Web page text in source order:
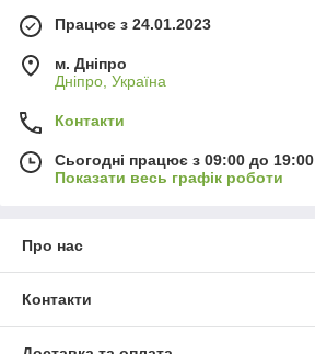
Працює з 24.01.2023
м. Дніпро
Дніпро, Україна
Контакти
Сьогодні працює з 09:00 до 19:00
Показати весь графік роботи
Про нас
Контакти